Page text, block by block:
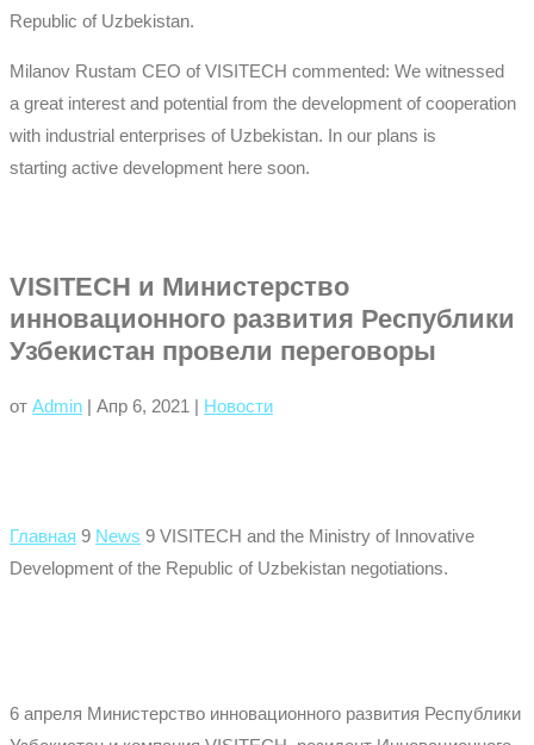
Republic of Uzbekistan.
Milanov Rustam CEO of VISITECH commented: We witnessed
a great interest and potential from the development of cooperation
with industrial enterprises of Uzbekistan. In our plans is
starting active development here soon.
VISITECH и Министерство
инновационного развития Республики
Узбекистан провели переговоры
от Admin | Апр 6, 2021 | Новости
Главная 9 News 9 VISITECH and the Ministry of Innovative
Development of the Republic of Uzbekistan negotiations.
6 апреля Министерство инновационного развития Республики